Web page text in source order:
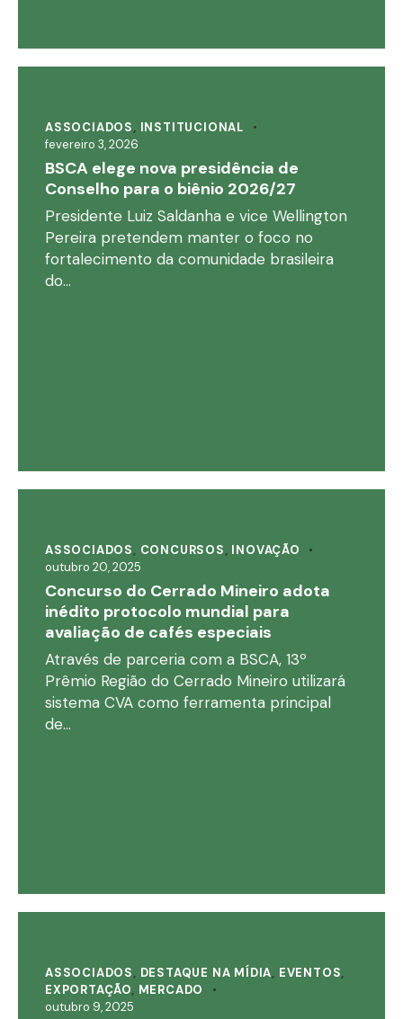
ASSOCIADOS, INSTITUCIONAL
fevereiro 3, 2026
BSCA elege nova presidência de
Conselho para o biênio 2026/27
Presidente Luiz Saldanha e vice Wellington
Pereira pretendem manter o foco no
fortalecimento da comunidade brasileira
do…
ASSOCIADOS, CONCURSOS, INOVAÇÃO
outubro 20, 2025
Concurso do Cerrado Mineiro adota
inédito protocolo mundial para
avaliação de cafés especiais
Através de parceria com a BSCA, 13º
Prêmio Região do Cerrado Mineiro utilizará
sistema CVA como ferramenta principal
de…
ASSOCIADOS, DESTAQUE NA MÍDIA, EVENTOS,
EXPORTAÇÃO, MERCADO
outubro 9, 2025